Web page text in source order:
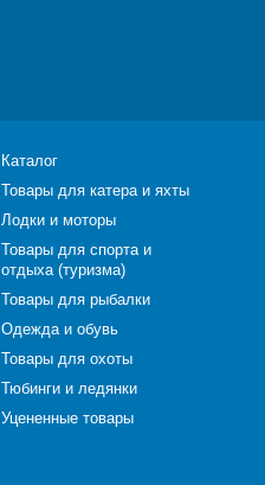
Каталог
Товары для катера и яхты
Лодки и моторы
Товары для спорта и
отдыха (туризма)
Товары для рыбалки
Одежда и обувь
Товары для охоты
Тюбинги и ледянки
Уцененные товары